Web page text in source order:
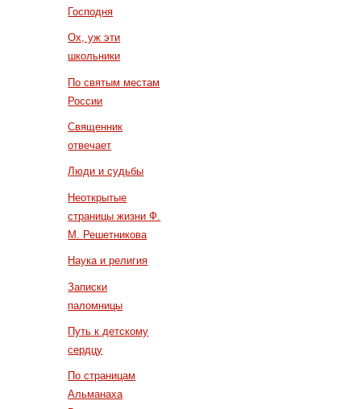
Господня
Ох, уж эти
школьники
По святым местам
России
Священник
отвечает
Люди и судьбы
Неоткрытые
страницы жизни Ф.
М. Решетникова
Наука и религия
Записки
паломницы
Путь к детскому
сердцу
По страницам
Альманаха